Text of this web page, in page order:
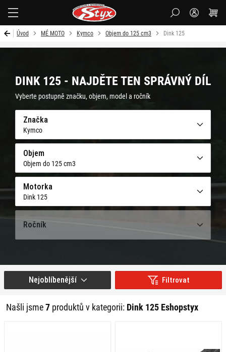
Úvod MÉ MOTO Kymco Objem do 125 cm3 Dink 125
DINK 125 - NAJDĚTE TEN SPRÁVNÝ DÍL
Vyberte postupně značku, objem, model a ročník
Značka
Kymco
Objem
Objem do 125 cm3
Motorka
Dink 125
Ročník
Filtrovat
Našli jsme7 produktů v kategorii: Dink 125 Eshopstyx
Nejoblíbenější